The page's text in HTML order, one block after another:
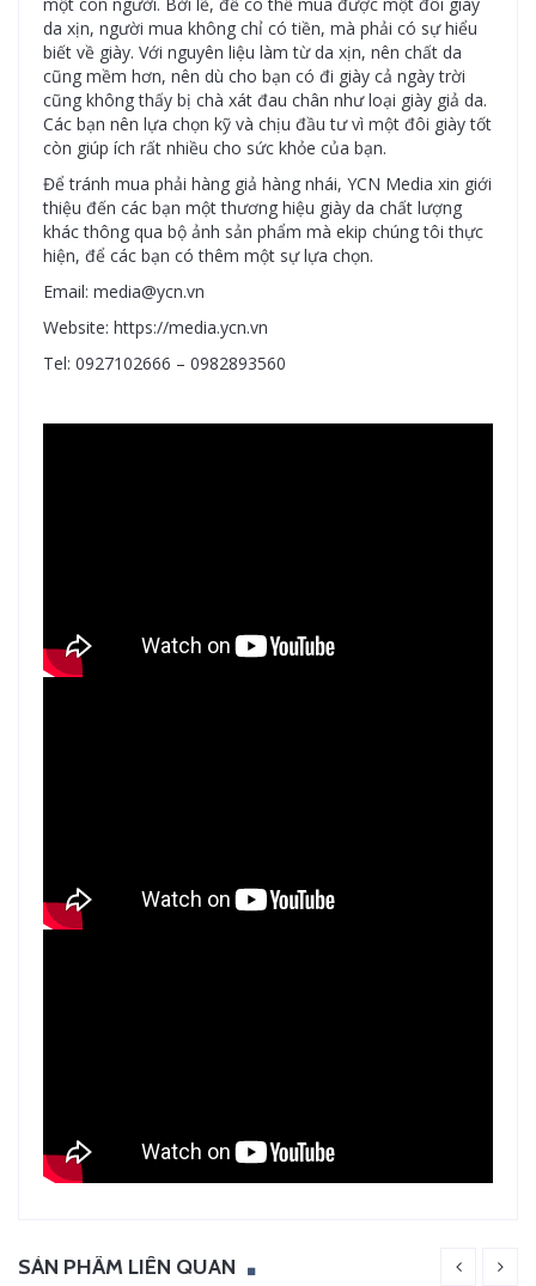
da xịn, người mua không chỉ có tiền, mà phải có sự hiểu
biết về giày. Với nguyên liệu làm từ da xịn, nên chất da
cũng mềm hơn, nên dù cho bạn có đi giày cả ngày trời
cũng không thấy bị chà xát đau chân như loại giày giả da.
Các bạn nên lựa chọn kỹ và chịu đầu tư vì một đôi giày tốt
còn giúp ích rất nhiều cho sức khỏe của bạn.
Để tránh mua phải hàng giả hàng nhái, YCN Media xin giới
thiệu đến các bạn một thương hiệu giày da chất lượng
khác thông qua bộ ảnh sản phẩm mà ekip chúng tôi thực
hiện, để các bạn có thêm một sự lựa chọn.
Email: media@ycn.vn
Website: https://media.ycn.vn
Tel: 0927102666 – 0982893560
SẢN PHẨM LIÊN QUAN